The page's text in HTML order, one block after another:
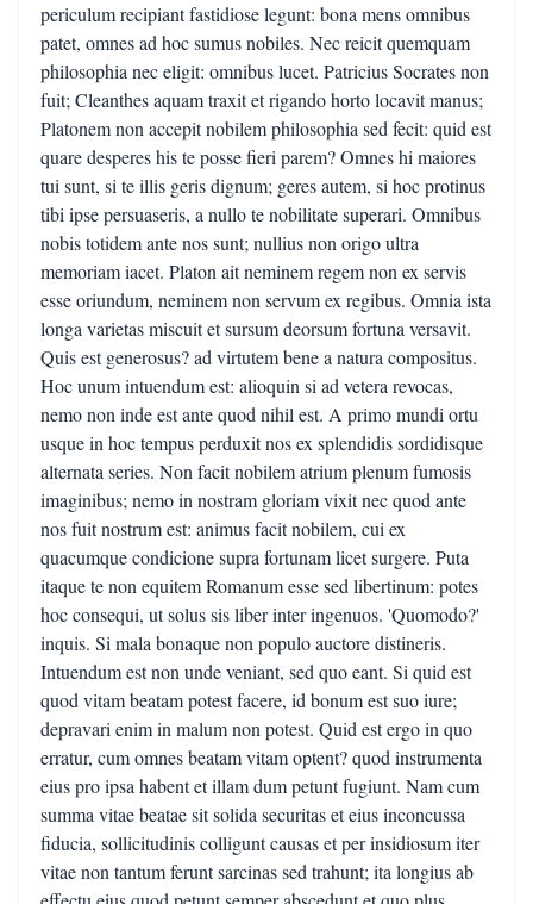
periculum recipiant fastidiose legunt: bona mens omnibus
patet, omnes ad hoc sumus nobiles. Nec reicit quemquam
philosophia nec eligit: omnibus lucet. Patricius Socrates non
fuit; Cleanthes aquam traxit et rigando horto locavit manus;
Platonem non accepit nobilem philosophia sed fecit: quid est
quare desperes his te posse fieri parem? Omnes hi maiores
tui sunt, si te illis geris dignum; geres autem, si hoc protinus
tibi ipse persuaseris, a nullo te nobilitate superari. Omnibus
nobis totidem ante nos sunt; nullius non origo ultra
memoriam iacet. Platon ait neminem regem non ex servis
esse oriundum, neminem non servum ex regibus. Omnia ista
longa varietas miscuit et sursum deorsum fortuna versavit.
Quis est generosus? ad virtutem bene a natura compositus.
Hoc unum intuendum est: alioquin si ad vetera revocas,
nemo non inde est ante quod nihil est. A primo mundi ortu
usque in hoc tempus perduxit nos ex splendidis sordidisque
alternata series. Non facit nobilem atrium plenum fumosis
imaginibus; nemo in nostram gloriam vixit nec quod ante
nos fuit nostrum est: animus facit nobilem, cui ex
quacumque condicione supra fortunam licet surgere. Puta
itaque te non equitem Romanum esse sed libertinum: potes
hoc consequi, ut solus sis liber inter ingenuos. 'Quomodo?'
inquis. Si mala bonaque non populo auctore distineris.
Intuendum est non unde veniant, sed quo eant. Si quid est
quod vitam beatam potest facere, id bonum est suo iure;
depravari enim in malum non potest. Quid est ergo in quo
erratur, cum omnes beatam vitam optent? quod instrumenta
eius pro ipsa habent et illam dum petunt fugiunt. Nam cum
summa vitae beatae sit solida securitas et eius inconcussa
fiducia, sollicitudinis colligunt causas et per insidiosum iter
vitae non tantum ferunt sarcinas sed trahunt; ita longius ab